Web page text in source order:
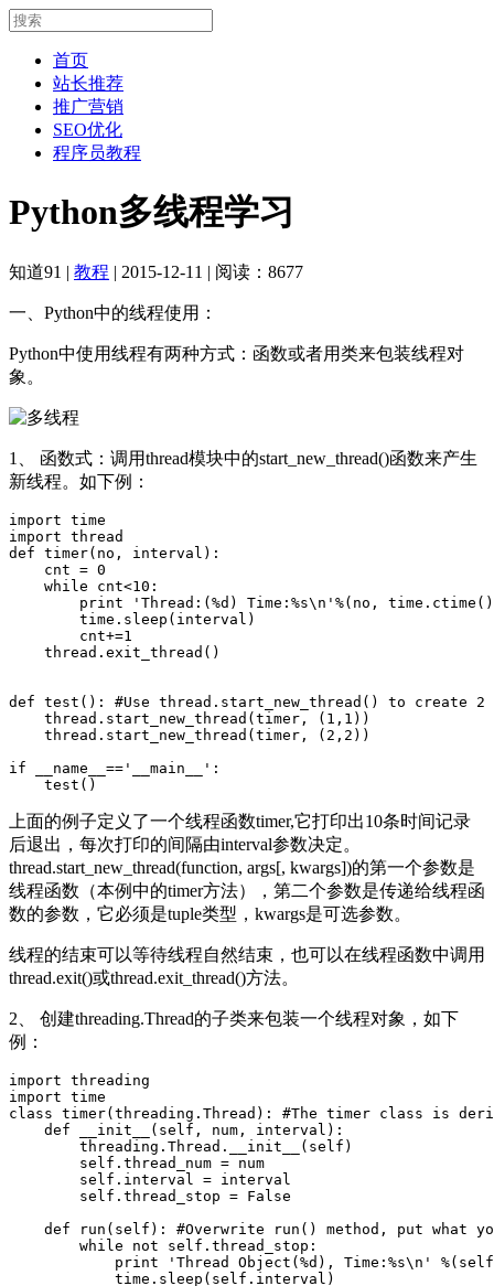
首页
站长推荐
推广营销
SEO优化
程序员教程
Python多线程学习
知道91 | 教程 | 2015-12-11 | 阅读：8677
一、Python中的线程使用：
Python中使用线程有两种方式：函数或者用类来包装线程对
象。
1、 函数式：调用thread模块中的start_new_thread()函数来产生
新线程。如下例：
import time
import thread
def timer(no, interval):
    cnt = 0
    while cnt<10:
print 'Thread:(%d) Time:%s\n'%(no,
        time.sleep(interval)
        cnt+=1
    thread.exit_thread()
def test(): #Use thread.start_new_thread() to create
    thread.start_new_thread(timer, (1,1))
    thread.start_new_thread(timer, (2,2))
if __name__=='__main__':
上面的例子定义了一个线程函数timer,它打印出10条时间记录
后退出，每次打印的间隔由interval参数决定。
thread.start_new_thread(function, args[, kwargs])的第一个参数是
线程函数（本例中的timer方法），第二个参数是传递给线程函
数的参数，它必须是tuple类型，kwargs是可选参数。
线程的结束可以等待线程自然结束，也可以在线程函数中调用
thread.exit()或thread.exit_thread()方法。
2、 创建threading.Thread的子类来包装一个线程对象，如下
例：
import threading
import time
class timer(threading.Thread): #The timer class is
    def __init__(self, num, interval):
        threading.Thread.__init__(self)
        self.thread_num = num
        self.interval = interval
        self.thread_stop = False
def run(self): #Overwrite run() method, put what
        while not self.thread_stop:
print 'Thread Object(%d), Time:%s\n'
            time.sleep(self.interval)